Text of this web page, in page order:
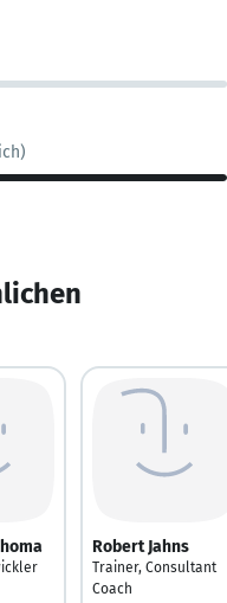
Robert Jahns
Trainer, Consultant
Coach